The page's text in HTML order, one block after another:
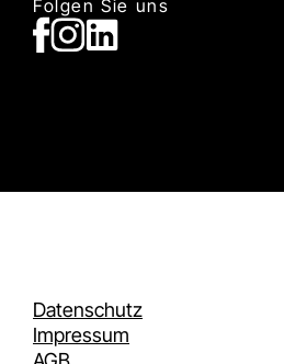
Folgen Sie uns
Datenschutz
Impressum